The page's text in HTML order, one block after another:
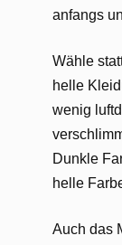
anfangs
Wähle
helle
wenig
Dunkle
helle
Auch das